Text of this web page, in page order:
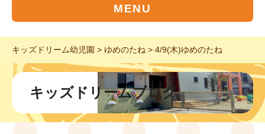
MENU
キッズドリーム幼児園 > ゆめのたね > 4/9(木)ゆめのたね
キッズドリームブログ